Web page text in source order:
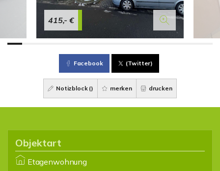
415,- €
Facebook (Twitter)
Notizblock () merken drucken
Objektart
Etagenwohnung